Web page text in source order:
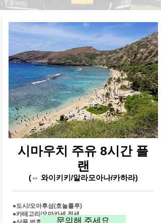
시마우치 주유 8시간 플
랜
(⇔ 와이키키/알라모아나/카하라)
●도시/오아후섬(호놀룰루)
●카테고리/오마카세 전세
문의해 주세요